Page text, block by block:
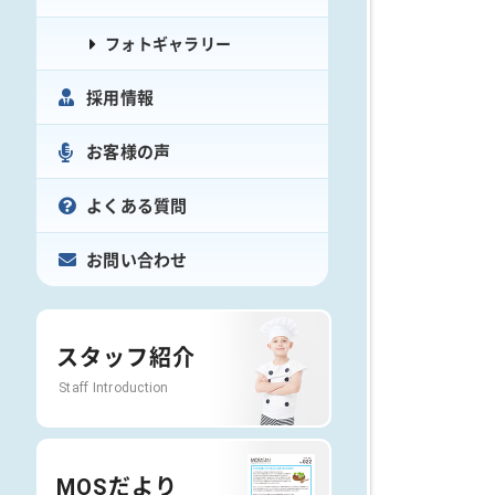
フォトギャラリー
採用情報
お客様の声
よくある質問
お問い合わせ
スタッフ紹介
Staff Introduction
MOSだより